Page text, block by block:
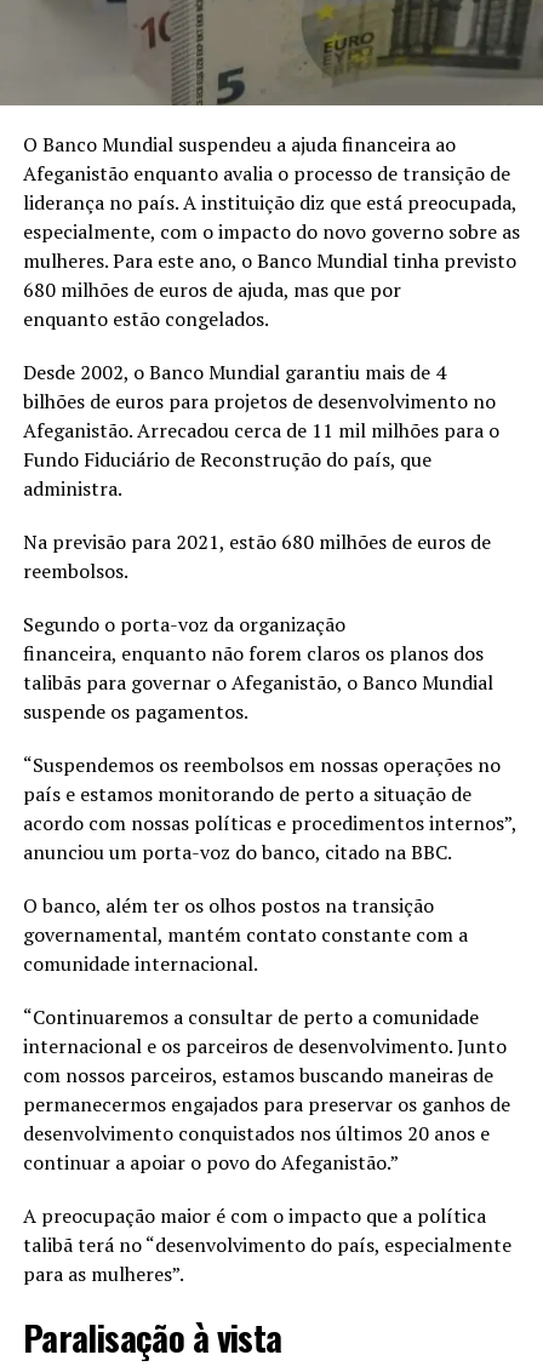
O Banco Mundial suspendeu a ajuda financeira ao
Afeganistão enquanto avalia o processo de transição de
liderança no país. A instituição diz que está preocupada,
especialmente, com o impacto do novo governo sobre as
mulheres. Para este ano, o Banco Mundial tinha previsto
680 milhões de euros de ajuda, mas que por
enquanto estão congelados.
Desde 2002, o Banco Mundial garantiu mais de 4
bilhões de euros para projetos de desenvolvimento no
Afeganistão. Arrecadou cerca de 11 mil milhões para o
Fundo Fiduciário de Reconstrução do país, que
administra.
Na previsão para 2021, estão 680 milhões de euros de
reembolsos.
Segundo o porta-voz da organização
financeira, enquanto não forem claros os planos dos
talibãs para governar o Afeganistão, o Banco Mundial
suspende os pagamentos.
“Suspendemos os reembolsos em nossas operações no
país e estamos monitorando de perto a situação de
acordo com nossas políticas e procedimentos internos”,
anunciou um porta-voz do banco, citado na BBC.
O banco, além ter os olhos postos na transição
governamental, mantém contato constante com a
comunidade internacional.
“Continuaremos a consultar de perto a comunidade
internacional e os parceiros de desenvolvimento. Junto
com nossos parceiros, estamos buscando maneiras de
permanecermos engajados para preservar os ganhos de
desenvolvimento conquistados nos últimos 20 anos e
continuar a apoiar o povo do Afeganistão.”
A preocupação maior é com o impacto que a política
talibã terá no “desenvolvimento do país, especialmente
para as mulheres”.
Paralisação à vista